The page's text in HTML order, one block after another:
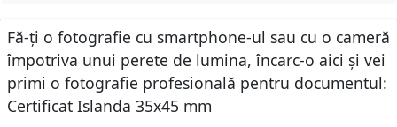
Fă-ți o fotografie cu smartphone-ul sau cu o cameră
împotriva unui perete de lumina, încarc-o aici și vei
primi o fotografie profesională pentru documentul:
Certificat Islanda 35x45 mm